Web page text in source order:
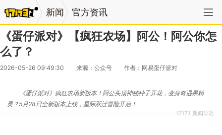
新闻 官方资讯
《蛋仔派对》【疯狂农场】阿公！阿公你怎
么了？
2026-05-26 09:49:30 来源：公众号 作者：网易蛋仔派对
17173 新闻导语
《蛋仔派对》疯狂农场新版本！阿公头顶神秘种子开花，变身奇遇果精
灵？5月28日全新版本上线，星际跃迁冒险开启！